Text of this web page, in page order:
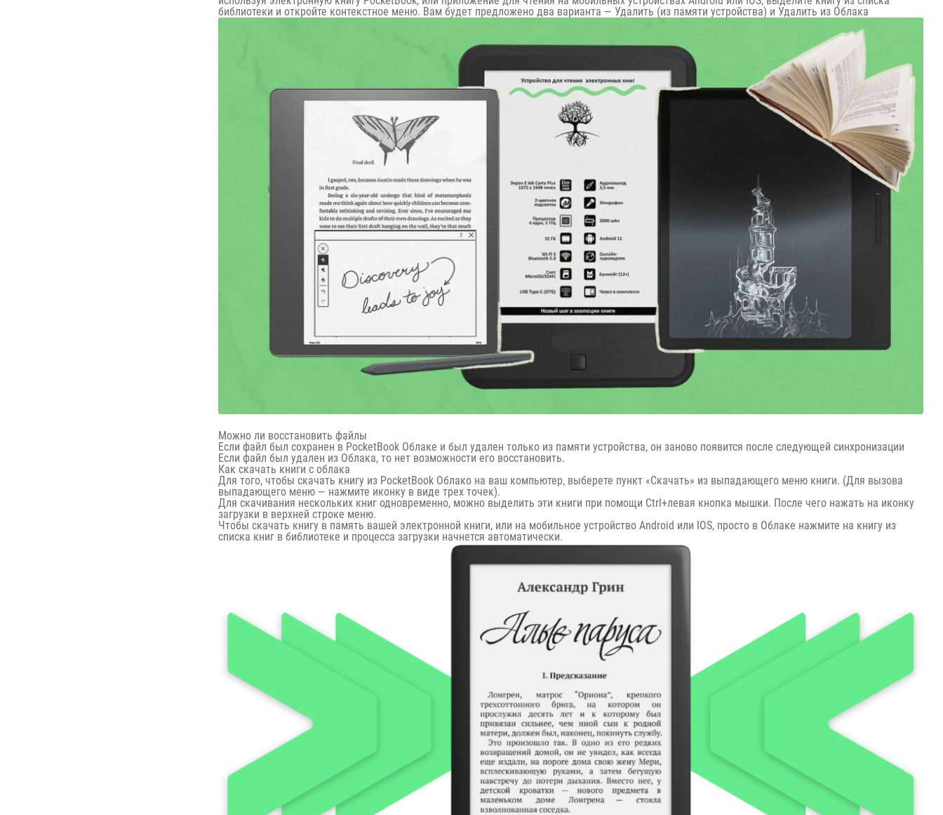
библиотеки и откройте контекстное меню. Вам будет предложено два варианта — Удалить (из памяти устройства) и Удалить из Облака
Можно ли восстановить файлы
Если файл был сохранен в PocketBook Облаке и был удален только из памяти устройства, он заново появится после следующей синхронизации
Если файл был удален из Облака, то нет возможности его восстановить.
Как скачать книги с облака
Для того, чтобы скачать книгу из PocketBook Облако на ваш компьютер, выберете пункт «Скачать» из выпадающего меню книги. (Для вызова
выпадающего меню — нажмите иконку в виде трех точек).
Для скачивания нескольких книг одновременно, можно выделить эти книги при помощи Ctrl+левая кнопка мышки. После чего нажать на иконку
загрузки в верхней строке меню.
Чтобы скачать книгу в память вашей электронной книги, или на мобильное устройство Android или IOS, просто в Облаке нажмите на книгу из
списка книг в библиотеке и процесса загрузки начнется автоматически.